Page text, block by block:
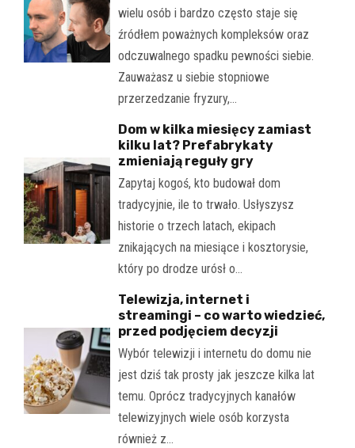
wielu osób i bardzo często staje się
źródłem poważnych kompleksów oraz
odczuwalnego spadku pewności siebie.
Zauważasz u siebie stopniowe
przerzedzanie fryzury,…
Dom w kilka miesięcy zamiast
kilku lat? Prefabrykaty
zmieniają reguły gry
Zapytaj kogoś, kto budował dom
tradycyjnie, ile to trwało. Usłyszysz
historie o trzech latach, ekipach
znikających na miesiące i kosztorysie,
który po drodze urósł o…
Telewizja, internet i
streamingi – co warto wiedzieć,
przed podjęciem decyzji
Wybór telewizji i internetu do domu nie
jest dziś tak prosty jak jeszcze kilka lat
temu. Oprócz tradycyjnych kanałów
telewizyjnych wiele osób korzysta
również z…